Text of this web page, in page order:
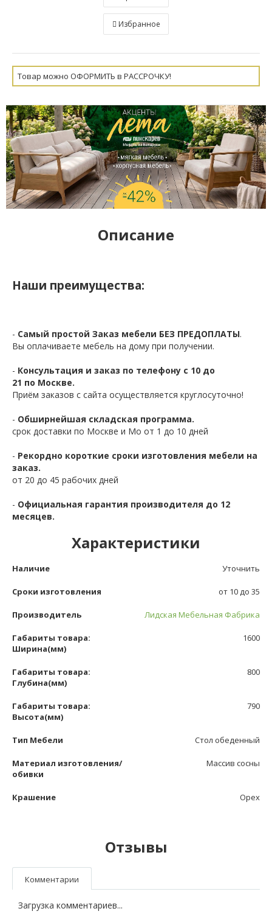
Избранное
Товар можно ОФОРМИТЬ в РАССРОЧКУ!
Описание
Наши преимущества:
- Самый простой Заказ мебели БЕЗ ПРЕДОПЛАТЫ.
Вы оплачиваете мебель на дому при получении.
- Консультация и заказ по телефону с 10 до
21 по Москве.
Приём заказов с сайта осуществляется круглосуточно!
- Обширнейшая складская программа.
срок доставки по Москве и Мо от 1 до 10 дней
- Рекордно короткие сроки изготовления мебели на
заказ.
от 20 до 45 рабочих дней
- Официальная гарантия производителя до 12
месяцев.
Характеристики
Наличие Уточнить
Сроки изготовления от 10 до 35
Производитель Лидская Мебельная Фабрика
Габариты товара:
Ширина(мм)
1600
Габариты товара:
Глубина(мм)
800
Габариты товара:
Высота(мм)
790
Тип Мебели Стол обеденный
Материал изготовления/
обивки
Массив сосны
Крашение Орех
Отзывы
Комментарии
Загрузка комментариев...